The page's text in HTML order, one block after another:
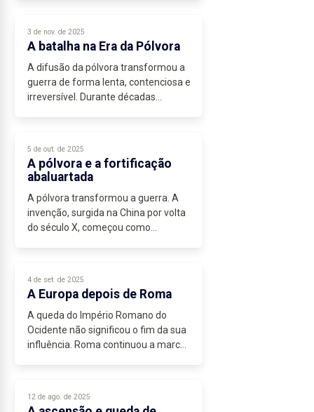
das...
3 de nov. de 2025
A batalha na Era da Pólvora
A difusão da pólvora transformou a
guerra de forma lenta, contenciosa e
irreversível. Durante décadas
5 de out. de 2025
A pólvora e a fortificação
abaluartada
A pólvora transformou a guerra. A
invenção, surgida na China por volta
do século X, começou como
4 de set. de 2025
A Europa depois de Roma
A queda do Império Romano do
Ocidente não significou o fim da sua
influência. Roma continuou a marcar
12 de ago. de 2025